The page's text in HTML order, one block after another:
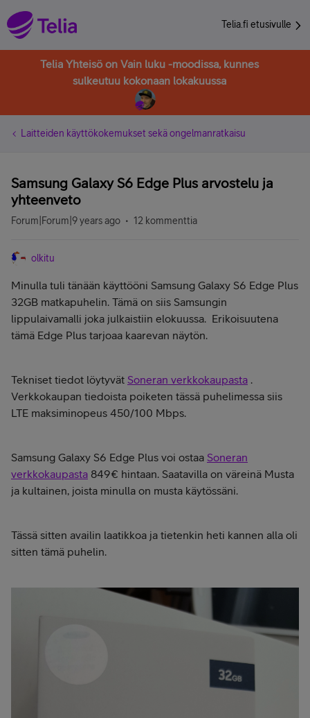
Telia.fi etusivulle
Telia Yhteisö on Vain luku -moodissa, kunnes
sulkeutuu kokonaan lokakuussa
Laitteiden käyttökokemukset sekä ongelmanratkaisu
Samsung Galaxy S6 Edge Plus arvostelu ja
yhteenveto
Forum|Forum|9 years ago 12 kommenttia
olkitu
Minulla tuli tänään käyttööni Samsung Galaxy S6 Edge Plus
32GB matkapuhelin. Tämä on siis Samsungin
lippulaivamalli joka julkaistiin elokuussa. Erikoisuutena
tämä Edge Plus tarjoaa kaarevan näytön.
Tekniset tiedot löytyvät Soneran verkkokaupasta .
Verkkokaupan tiedoista poiketen tässä puhelimessa siis
LTE maksiminopeus 450/100 Mbps.
Samsung Galaxy S6 Edge Plus voi ostaa Soneran
verkkokaupasta 849€ hintaan. Saatavilla on väreinä Musta
ja kultainen, joista minulla on musta käytössäni.
Tässä sitten availin laatikkoa ja tietenkin heti kannen alla oli
sitten tämä puhelin.